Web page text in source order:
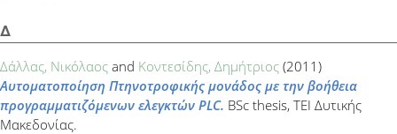
Δ
Δάλλας, Νικόλαος and Κοντεσίδης, Δημήτριος (2011)
Αυτοματοποίηση Πτηνοτροφικής μονάδος με την βοήθεια
προγραμματιζόμενων ελεγκτών PLC. BSc thesis, ΤΕΙ Δυτικής
Μακεδονίας.